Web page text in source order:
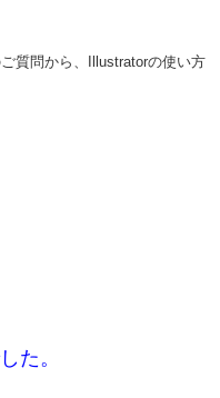
質問から、Illustratorの使い方
た。